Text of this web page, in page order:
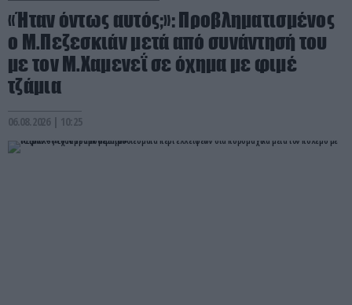
«Ήταν όντως αυτός;»: Προβληματισμένος
ο Μ.Πεζεσκιάν μετά από συνάντησή του
με τον Μ.Χαμενεΐ σε όχημα με φιμέ
τζάμια
06.08.2026 | 10:25